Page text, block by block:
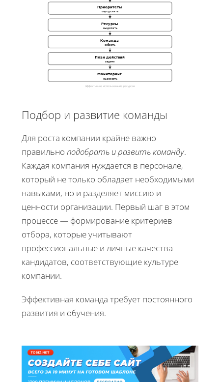
Приоритеты
определить
Ресурсы
выделить
Команда
собрать
План действий
задачи
Мониторинг
оценивать
Эффективное использование ресурсов
Подбор и развитие команды
Для роста компании крайне важно
правильно подобрать и развить команду.
Каждая компания нуждается в персонале,
который не только обладает необходимыми
навыками, но и разделяет миссию и
ценности организации. Первый шаг в этом
процессе — формирование критериев
отбора, которые учитывают
профессиональные и личные качества
кандидатов, соответствующие культуре
компании.
Эффективная команда требует постоянного
развития и обучения.